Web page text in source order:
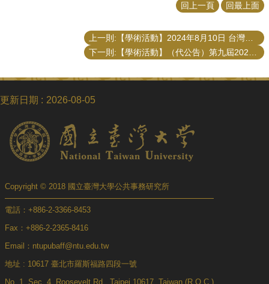
回上一頁 回最上面
上一則:【學術活動】2024年8月10日 台灣地方治理研究學會演講「地方政府面對AI浪潮的數位轉型策略」
下一則:【學術活動】（代公告）第九屆2024 SDGs學術論文獎徵稿
更新日期 2026-08-05
Copyright © 2018 國立臺灣大學公共事務研究所
電話：+886-2-3366-8453
Fax：+886-2-2365-8416
Email：ntupubaff@ntu.edu.tw
地址 : 10617 臺北市羅斯福路四段一號
No. 1, Sec. 4, Roosevelt Rd., Taipei 10617, Taiwan (R.O.C.)